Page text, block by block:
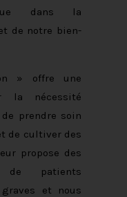
dans la
de notre bien-
» offre une
la nécessité
prendre soin
de cultiver des
propose des
de patients
et nous